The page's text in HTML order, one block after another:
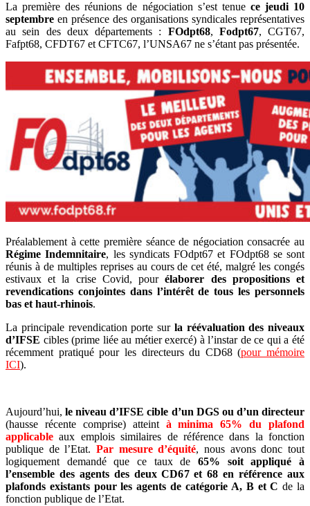
La première des réunions de négociation s’est tenue ce jeudi 10
septembre en présence des organisations syndicales représentatives
au sein des deux départements : FOdpt68, Fodpt67, CGT67,
Fafpt68, CFDT67 et CFTC67, l’UNSA67 ne s’étant pas présentée.
Préalablement à cette première séance de négociation consacrée au
Régime Indemnitaire, les syndicats FOdpt67 et FOdpt68 se sont
réunis à de multiples reprises au cours de cet été, malgré les congés
estivaux et la crise Covid, pourélaborer des propositions et
revendications conjointes dans l’intérêt de tous les personnels
bas et haut-rhinois.
La principale revendication porte sur la réévaluation des niveaux
d’IFSE cibles (prime liée au métier exercé) à l’instar de ce qui a été
récemment pratiqué pour les directeurs du CD68 (pour mémoire
ICI).
Aujourd’hui,le niveau d’IFSE cible d’un DGS ou d’un directeur
(hausse récente comprise) atteint à minima 65% du plafond
applicable aux emplois similaires de référence dans la fonction
publique de l’Etat. Par mesure d’équité, nous avons donc tout
logiquement demandé que ce taux de 65% soit appliqué à
l’ensemble des agents des deux CD67 et 68 en référence aux
plafonds existants pour les agents de catégorie A, B et C de la
fonction publique de l’Etat.